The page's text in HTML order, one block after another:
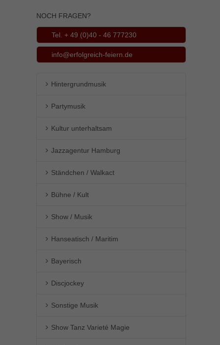
NOCH FRAGEN?
Tel. + 49 (0)40 - 46 777230
info@erfolgreich-feiern.de
Hintergrundmusik
Partymusik
Kultur unterhaltsam
Jazzagentur Hamburg
Ständchen / Walkact
Bühne / Kult
Show / Musik
Hanseatisch / Maritim
Bayerisch
Discjockey
Sonstige Musik
Show Tanz Varieté Magie